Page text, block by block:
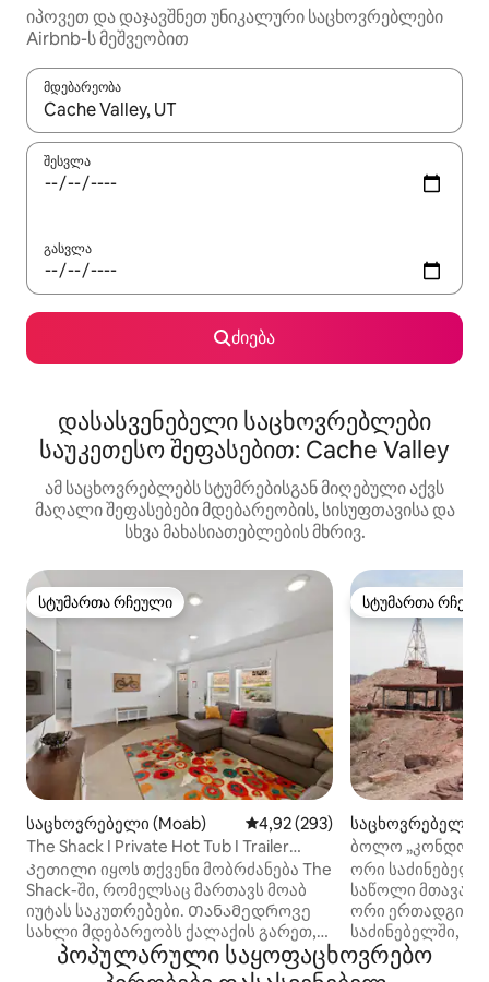
იპოვეთ და დაჯავშნეთ უნიკალური საცხოვრებლები
Airbnb-ს მეშვეობით
მდებარეობა
როცა შედეგები ხელმისაწვდომი გახდება, ნავიგაციისთვის
შესვლა
გასვლა
ძიება
დასასვენებელი საცხოვრებლები
საუკეთესო შეფასებით: Cache Valley
ამ საცხოვრებლებს სტუმრებისგან მიღებული აქვს
მაღალი შეფასებები მდებარეობის, სისუფთავისა და
სხვა მახასიათებლების მხრივ.
სტუმართა რჩეული
სტუმართა რჩეული
საცხოვრებელი (Moab) საშუალო შეფასებაა 5‑დან
4,92 (293)
The Shack I Private Hot Tub I Trailer
Parking
Კეთილი იყოს თქვენი მობრძანება The
Shack-ში, რომელსაც მართავს მოაბ
იუტას საკუთრებები. Თანამედროვე
სახლი მდებარეობს ქალაქის გარეთ,
სადაც ყველა პირობაა
ავტომანქანების, მისაბმელების,
სტუმართა
სტუმართა
საცხოვრებელი
ბოლო
ორი საძინებელი,
საწოლი მთავარ
ორი
საძინებელში,
Ისევე, როგორც
ქვაბები,
პოპულარული საყოფაცხოვრებო